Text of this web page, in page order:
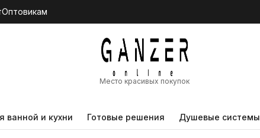
Оптовикам
Место красивых покупок
ванной и кухни Готовые решения Душевые системы